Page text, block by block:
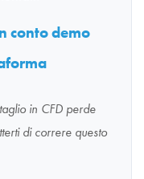
conto demo
in CFD perde
di correre questo